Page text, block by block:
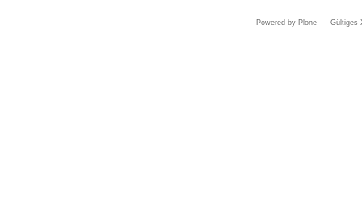
Powered by Plone Gültiges